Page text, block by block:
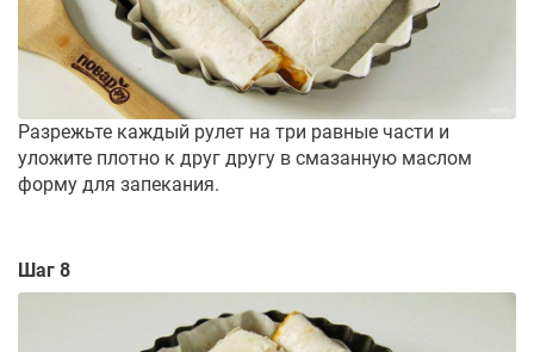
Разрежьте каждый рулет на три равные части и
уложите плотно к друг другу в смазанную маслом
форму для запекания.
Шаг 8